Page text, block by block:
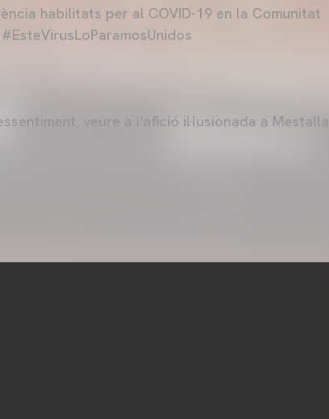
habilitats per al COVID-19 en la Comunitat
veure a l'afició il·lusionada a Mestalla